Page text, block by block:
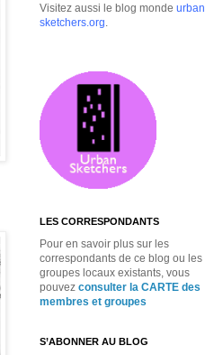
Visitez aussi le blog monde urban
sketchers.org
LES CORRESPONDANTS
Pour en savoir plus sur les
correspondants de ce blog ou les
groupes locaux existants, vous
pouvez consulter la CARTE des
membres et groupes
S’ABONNER AU BLOG